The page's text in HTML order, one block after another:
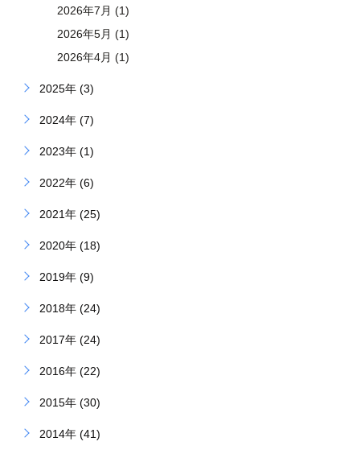
2026年7月 (1)
2026年5月 (1)
2026年4月 (1)
2025年 (3)
2024年 (7)
2023年 (1)
2022年 (6)
2021年 (25)
2020年 (18)
2019年 (9)
2018年 (24)
2017年 (24)
2016年 (22)
2015年 (30)
2014年 (41)